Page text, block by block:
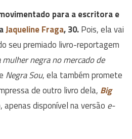
para a escritora e
Jaqueline Fraga, 30.Pois, ela vai
seu premiado livro-reportagem
mulher negra no mercado de
Negra Sou, ela também promete
de outro livro dela, Big
disponível na versão e-